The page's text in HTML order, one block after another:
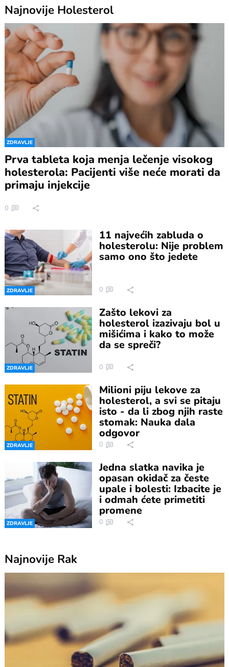
Najnovije Holesterol
ZDRAVLJE
Prva tableta koja menja lečenje visokog
holesterola: Pacijenti više neće morati da
primaju injekcije
0
ZDRAVLJE
11 najvećih zabluda o
holesterolu: Nije problem
samo ono što jedete
0
ZDRAVLJE
Zašto lekovi za
holesterol izazivaju bol u
mišićima i kako to može
da se spreči?
0
ZDRAVLJE
Milioni piju lekove za
holesterol, a svi se pitaju
isto - da li zbog njih raste
stomak: Nauka dala
odgovor
0
ZDRAVLJE
Jedna slatka navika je
opasan okidač za česte
upale i bolesti: Izbacite je
i odmah ćete primetiti
promene
0
Najnovije Rak